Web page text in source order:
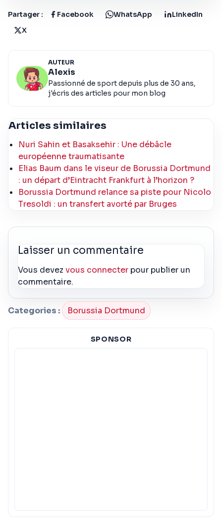
Partager : Facebook WhatsApp
LinkedIn
X
AUTEUR
Alexis
Passionné de sport depuis plus de 30 ans,
j'écris des articles pour mon blog
Articles similaires
Nuri Sahin et Basaksehir : Une débâcle
européenne traumatisante
Elias Baum dans le viseur de Borussia Dortmund
: un départ d’Eintracht Frankfurt à l’horizon ?
Borussia Dortmund relance sa piste pour Nicolo
Tresoldi : un transfert avorté par Bruges
Laisser un commentaire
Vous devezvous connecter pour publier un
commentaire.
Categories : Borussia Dortmund
SPONSOR